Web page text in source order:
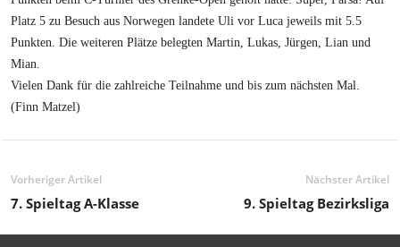
Platz 5 zu Besuch aus Norwegen landete Uli vor Luca jeweils mit 5.5
Punkten. Die weiteren Plätze belegten Martin, Lukas, Jürgen, Lian und
Mian.
Vielen Dank für die zahlreiche Teilnahme und bis zum nächsten Mal.
(Finn Matzel)
Vorheriger Artikel
7. Spieltag A-Klasse
Nächster Artikel
9. Spieltag Bezirksliga